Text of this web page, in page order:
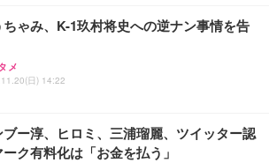
ちゃみ、K-1玖村将史への逆ナン事情を告
メ
日) 14:22
ブー淳、ヒロミ、三浦瑠麗、ツイッター認
ク有料化は「お金を払う」